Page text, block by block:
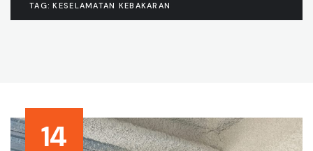
TAG: KESELAMATAN KEBAKARAN
14